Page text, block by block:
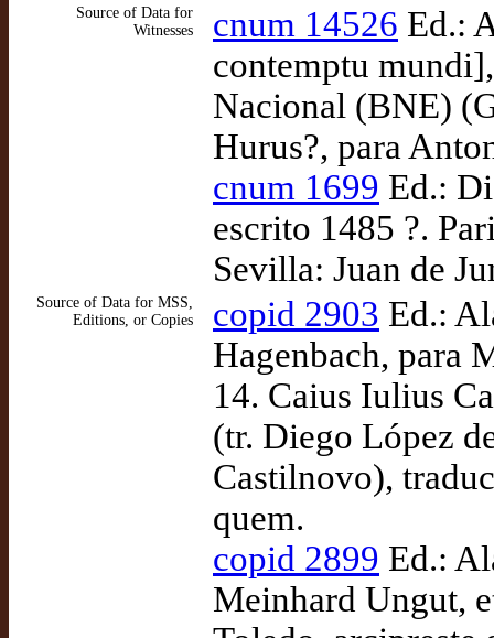
Source of Data for
Witnesses
cnum 14526 Ed.:
contemptu
Nacional (BNE)
Hurus?, para
cnum 1699 Ed.:
escrito 1485 ?.
Sevilla: Juan de
Source of Data for MSS,
Editions, or Copies
copid 2903 Ed.:
Hagenbach, para
14. Caius Iulius
(tr. Diego López
Castilnovo),
quem.
copid 2899 Ed.:
Meinhard Ungut,